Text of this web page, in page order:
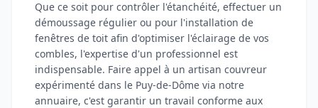
Que ce soit pour contrôler l'étanchéité, effectuer un
démoussage régulier ou pour l'installation de
fenêtres de toit afin d'optimiser l'éclairage de vos
combles, l'expertise d'un professionnel est
indispensable. Faire appel à un artisan couvreur
expérimenté dans le Puy-de-Dôme via notre
annuaire, c'est garantir un travail conforme aux